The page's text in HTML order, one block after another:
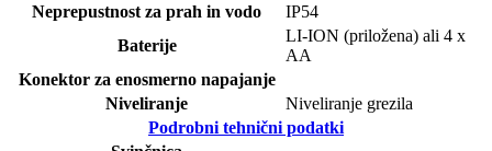
Neprepustnost za prah in vodo
IP54
Baterije
LI-ION (priložena) ali 4 x
AA
Konektor za enosmerno napajanje
Niveliranje
Niveliranje grezila
Podrobni tehnični podatki